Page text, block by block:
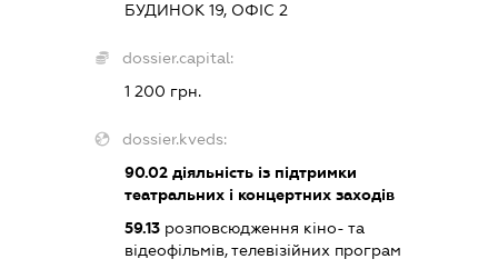
БУДИНОК 19, ОФІС 2
dossier.capital:
1 200 грн.
dossier.kveds:
90.02 діяльність із підтримки
театральних і концертних заходів
59.13 розповсюдження кіно- та
відеофільмів, телевізійних програм